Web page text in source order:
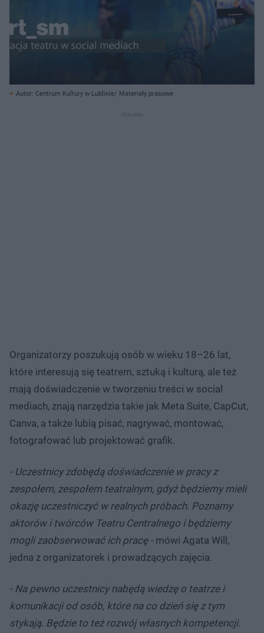
Autor: Centrum Kultury w Lublinie/ Materiały prasowe
Organizatorzy poszukują osób w wieku 18–26 lat,
które interesują się teatrem, sztuką i kulturą, ale też
mają doświadczenie w tworzeniu treści w social
mediach, znają narzędzia takie jak Meta Suite, CapCut,
Canva, a także lubią pisać, nagrywać, montować,
fotografować lub projektować grafik.
- Uczestnicy zdobędą doświadczenie w pracy z
zespołem, zespołem teatralnym, gdyż będziemy mieli
okazję uczestniczyć w realnych próbach. Poznamy
aktorów i twórców Teatru Centralnego i będziemy
mogli zaobserwować ich pracę -mówi Agata Will,
jedna z organizatorek i prowadzących zajęcia.
- Na pewno uczestnicy nabędą wiedzę o teatrze i
komunikacji od osób, które na co dzień się z tym
stykają. Będzie to też rozwój własnych kompetencji.